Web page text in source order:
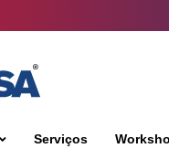
Serviços